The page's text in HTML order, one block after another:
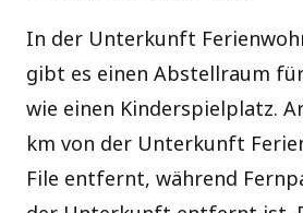
In der Unterkunft
gibt es einen Abstellraum
wie einen Kinderspielplatz.
km von der Unterkunft
File entfernt, während